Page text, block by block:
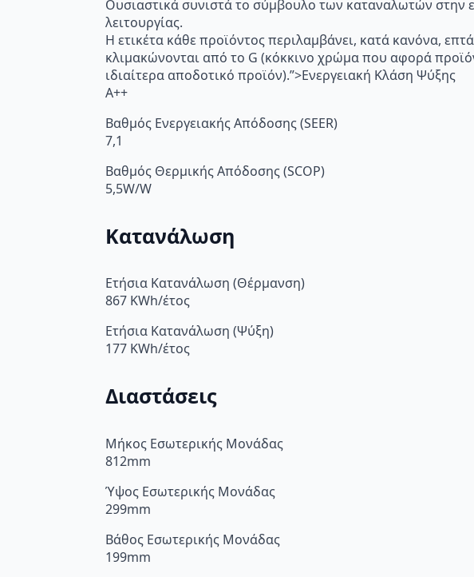
Ουσιαστικά συνιστά το σύμβουλο των καταναλωτών στην
λειτουργίας.
Η ετικέτα κάθε προϊόντος περιλαμβάνει, κατά κανόνα,
κλιμακώνονται από το G (κόκκινο χρώμα που αφορά
ιδιαίτερα αποδοτικό προϊόν).”>Ενεργειακή Κλάση Ψύξης
A++
Βαθμός Ενεργειακής Απόδοσης (SEER)
7,1
Βαθμός Θερμικής Απόδοσης (SCOP)
5,5W/W
Κατανάλωση
Ετήσια Κατανάλωση (Θέρμανση)
867 KWh/έτος
Ετήσια Κατανάλωση (Ψύξη)
177 KWh/έτος
Διαστάσεις
Μήκος Εσωτερικής Μονάδας
812mm
Ύψος Εσωτερικής Μονάδας
299mm
Βάθος Εσωτερικής Μονάδας
199mm